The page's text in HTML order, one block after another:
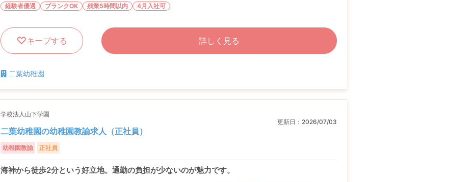
経験者優遇 ブランクOK 残業5時間以内 4月入社可
キープする 詳しく見る
二葉幼稚園
学校法人山下学園
更新日： 2026/07/03
二葉幼稚園の幼稚園教諭求人（正社員）
幼稚園教諭 正社員
海神から徒歩2分という好立地。通勤の負担が少ないのが魅力です。